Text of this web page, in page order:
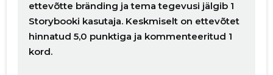
ettevõtte bränding ja tema tegevusi jälgib 1
Storybooki kasutaja. Keskmiselt on ettevõtet
hinnatud 5,0 punktiga ja kommenteeritud 1
kord.